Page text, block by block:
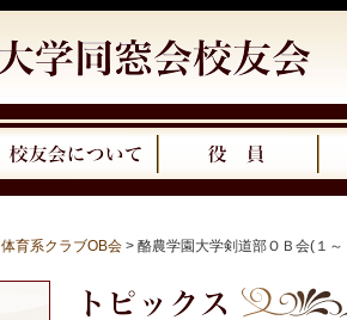
体育系クラブOB会 > 酪農学園大学剣道部ＯＢ会(１